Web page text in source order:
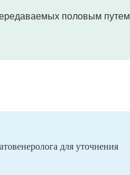
половым путем
для уточнения